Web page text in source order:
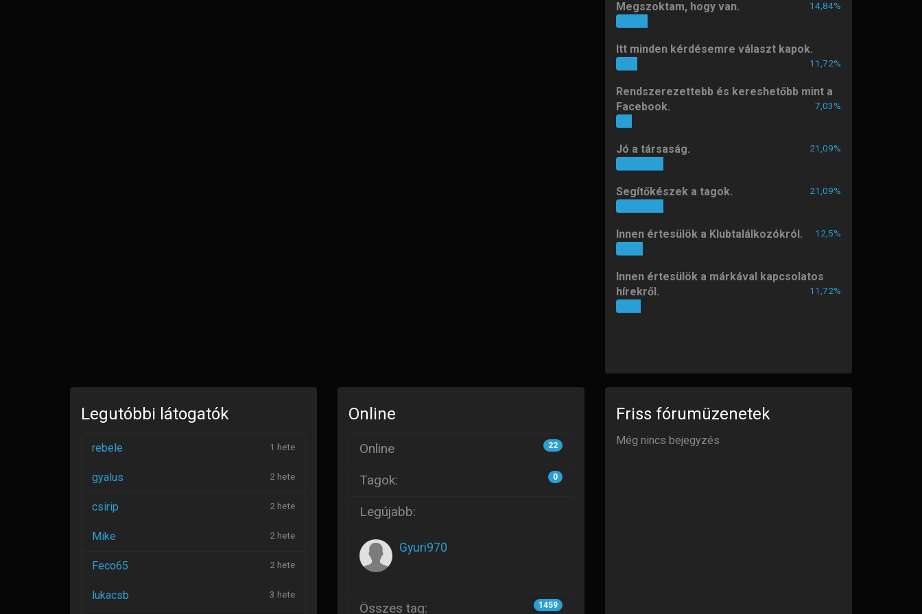
Sziasztok! Dacia Dokker Artic
Elsősorban a csomagtérben lévő
vezetékek, opcionális csatlakozók,
és annak biztosítéktábla bekötései
érdekelnek. Segítségeteket előre is
köszönöm.
nfero
Megszoktam, hogy van. 14,84%
Itt minden kérdésemre választ kapok.
11,72%
Rendszerezettebb és kereshetőbb mint a
Facebook.
7,03%
Jó a társaság. 21,09%
Segítőkészek a tagok. 21,09%
Innen értesülök a Klubtalálkozókról. 12,5%
Innen értesülök a márkával kapcsolatos
hírekről.
11,72%
Legutóbbi látogatók
rebele 1 hete
gyalus 2 hete
csirip 2 hete
Mike 2 hete
Feco65 2 hete
lukacsb 3 hete
Online
Online 22
Tagok: 0
Legújabb:
Gyuri970
Összes tag: 1459
Friss fórumüzenetek
Még nincs bejegyzés